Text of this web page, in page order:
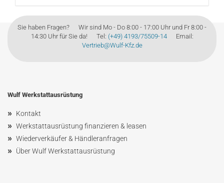
Sie haben Fragen? Wir sind Mo - Do 8:00 - 17:00 Uhr und Fr 8:00 -
14:30 Uhr für Sie da! Tel: (+49) 4193/75509-14Email:
Vertrieb@Wulf-Kfz.de
Wulf Werkstattausrüstung
» Kontakt
» Werkstattausrüstung finanzieren & leasen
» Wiederverkäufer & Händleranfragen
» Über Wulf Werkstattausrüstung